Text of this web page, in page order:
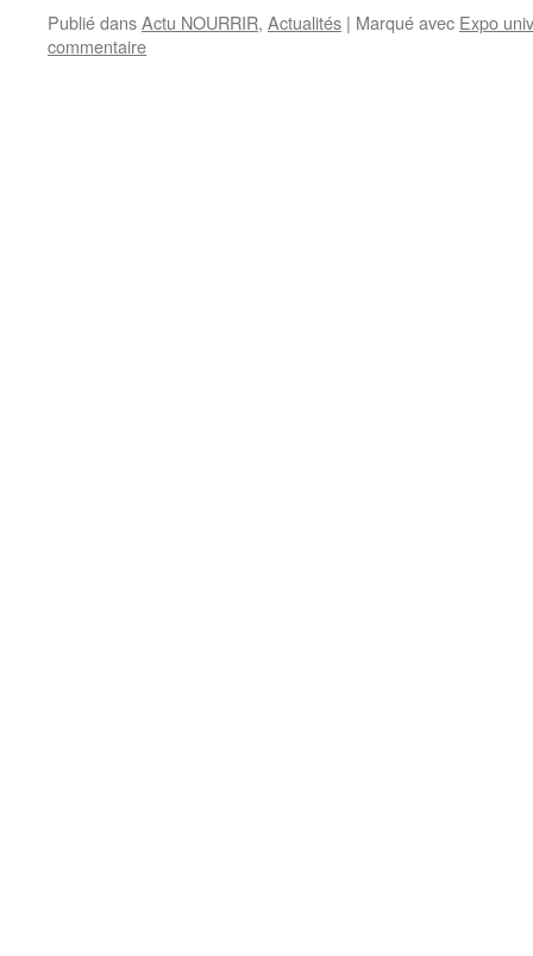
Publié dansActu NOURRIR, Actualités | Marqué avec Expo
commentaire